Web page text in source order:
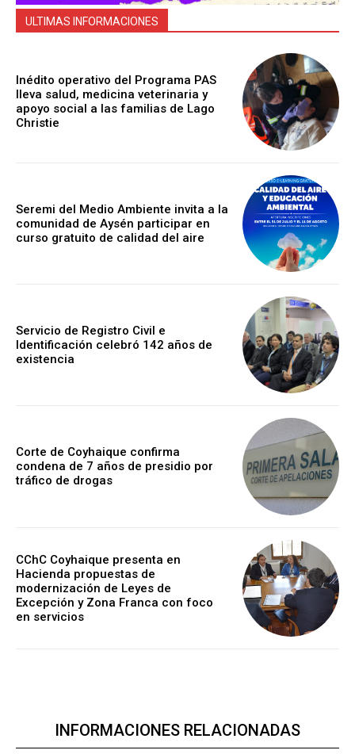
ULTIMAS INFORMACIONES
Inédito operativo del Programa PAS
lleva salud, medicina veterinaria y
apoyo social a las familias de Lago
Christie
Seremi del Medio Ambiente invita a la
comunidad de Aysén participar en
curso gratuito de calidad del aire
Servicio de Registro Civil e
Identificación celebró 142 años de
existencia
Corte de Coyhaique confirma
condena de 7 años de presidio por
tráfico de drogas
CChC Coyhaique presenta en
Hacienda propuestas de
modernización de Leyes de
Excepción y Zona Franca con foco
en servicios
INFORMACIONES RELACIONADAS